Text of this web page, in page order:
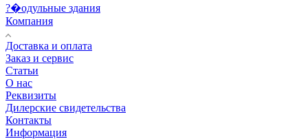
?�одульные здания
Компания
Доставка и оплата
Заказ и сервис
Статьи
О нас
Реквизиты
Дилерские свидетельства
Контакты
Информация